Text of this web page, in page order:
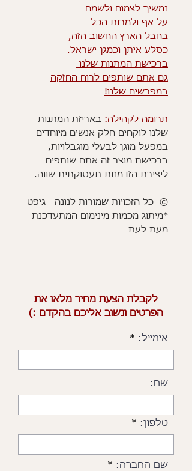
נמשיך לצמוח ולשמח
על אף ולמרות הכל
בחבל הארץ החשוב הזה,
כסלע איתן וכמגן ישראל.
ברכישת המתנות שלנו
גם אתם שותפים לרוח החזקה
במפרשים שלנו!
תרומה לקהילה: באריזת המתנות
שלנו לוקחים חלק אנשים מיוחדים
במפעל מוגן לבעלי מוגבלויות,
ברכישת מוצר זה אתם שותפים
ליצירת הזדמנות תעסוקתית שווה.
© כל הזכויות שמורות לנונה - גיפט
*מיתוג מכמות מינימום המתעדכנת
מעת לעת
לקבלת הצעת מחיר מלאו את
הפרטים ונשוב אליכם בהקדם :)
אימייל:
שם:
טלפון:
שם החברה: